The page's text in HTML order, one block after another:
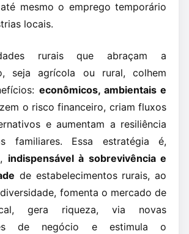
mesmo o emprego temporário
locais.
rurais que abraçam a
seja agrícola ou rural, colhem
econômicos, ambientais e
o risco financeiro, criam fluxos
e aumentam a resiliência
familiares. Essa estratégia é,
indispensável à sobrevivência e
de estabelecimentos rurais, ao
fomenta o mercado de
gera riqueza, via novas
de negócio e estimula o